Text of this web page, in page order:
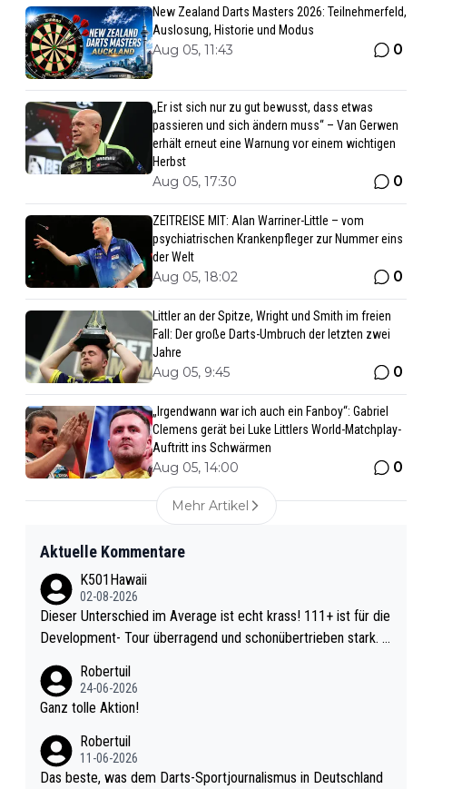
New Zealand Darts Masters 2026: Teilnehmerfeld,
Auslosung, Historie und Modus
Aug 05, 11:43 0
„Er ist sich nur zu gut bewusst, dass etwas
passieren und sich ändern muss“ – Van Gerwen
erhält erneut eine Warnung vor einem wichtigen
Herbst
Aug 05, 17:30 0
ZEITREISE MIT: Alan Warriner-Little – vom
psychiatrischen Krankenpfleger zur Nummer eins
der Welt
Aug 05, 18:02 0
Littler an der Spitze, Wright und Smith im freien
Fall: Der große Darts-Umbruch der letzten zwei
Jahre
Aug 05, 9:45 0
„Irgendwann war ich auch ein Fanboy“: Gabriel
Clemens gerät bei Luke Littlers World-Matchplay-
Auftritt ins Schwärmen
Aug 05, 14:00 0
Mehr Artikel
Aktuelle Kommentare
K501Hawaii
02-08-2026
Dieser Unterschied im Average ist echt krass! 111+ ist für die
Development- Tour überragend und schonübertrieben stark. U
e mal 40+ erst recht. Da gewinnst keinen Blumentopf - ist ja n
och krasser wie ein Pokalspiel eines Kreisligisten vs einem Bu
Robertuil
24-06-2026
Ganz tolle Aktion!
Robertuil
11-06-2026
Das beste, was dem Darts-Sportjournalismus in Deutschland